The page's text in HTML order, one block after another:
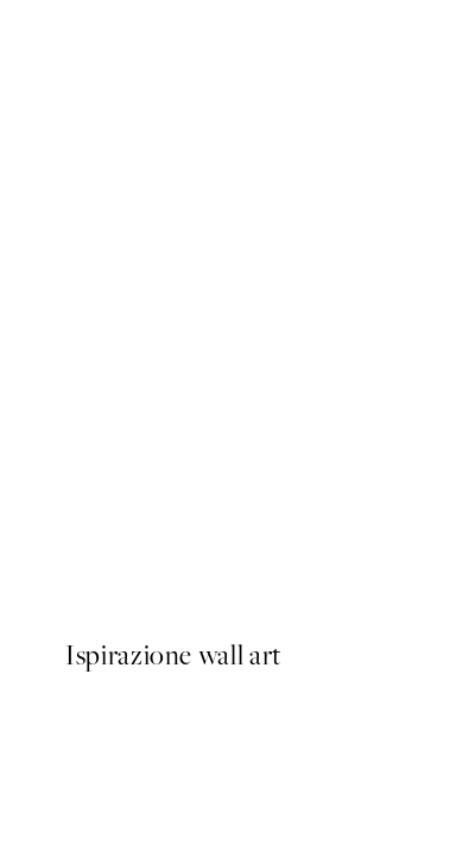
Ispirazione wall art